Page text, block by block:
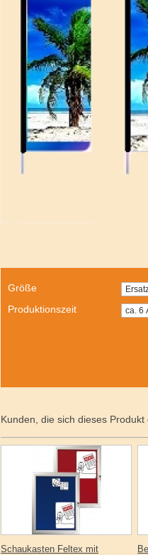
Größe
Produktionszeit
Kunden, die sich dieses
Schaukasten Feltex mit